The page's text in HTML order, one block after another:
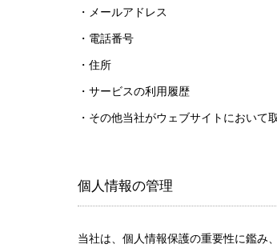
・メールアドレス
・電話番号
・住所
・サービスの利用履歴
・その他当社がウェブサイトにおいて
個人情報の管理
当社は、個人情報保護の重要性に鑑み